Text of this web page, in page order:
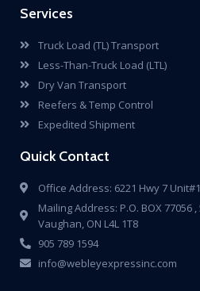
Services
Truck Load (TL) Transport
Less-Than-Truck Load (LTL)
Dry Van Transport
Reefers & Temp Control
Expedited Shipment
Quick Contact
Office Address: 6221 Hwy 7
Mailing Address: P.O. BOX 77056
Vaughan, ON L4L 1T8
905 789 1594
info@webleyexpressinc.com